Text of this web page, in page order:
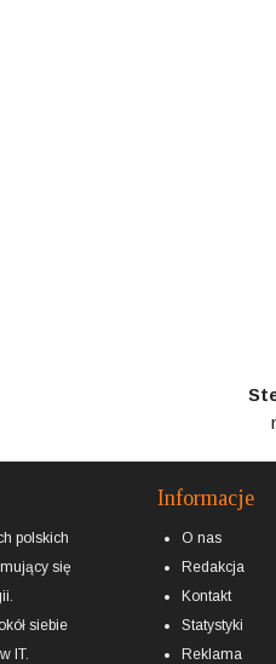
polskich
się
siebie
IT.
Informacje
O nas
Redakcja
Kontakt
Statystyki
Reklama